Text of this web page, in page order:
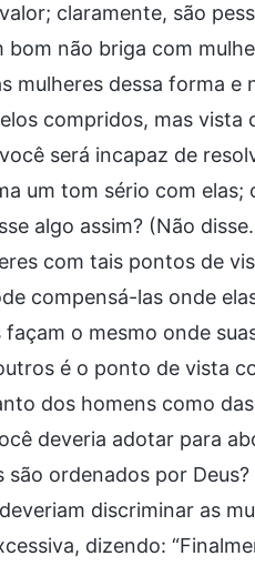
claramente, são
não briga com
mulheres dessa forma e
compridos, mas vista
será incapaz de
um tom sério com elas;
algo assim? (Não
com tais pontos de
compensá-las onde
o mesmo onde
é o ponto de vista
dos homens como
deveria adotar para
ordenados por
discriminar as
dizendo: